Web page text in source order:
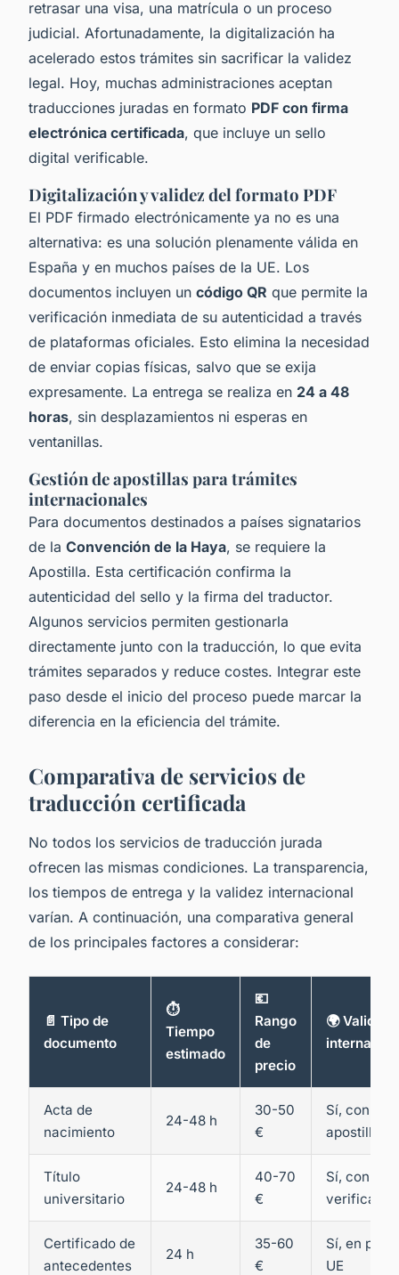
retrasar una visa, una matrícula o un proceso
judicial. Afortunadamente, la digitalización ha
acelerado estos trámites sin sacrificar la validez
legal. Hoy, muchas administraciones aceptan
traducciones juradas en formato PDF con firma
electrónica certificada, que incluye un sello
digital verificable.
Digitalización y validez del formato PDF
El PDF firmado electrónicamente ya no es una
alternativa: es una solución plenamente válida en
España y en muchos países de la UE. Los
documentos incluyen un código QR que permite la
verificación inmediata de su autenticidad a través
de plataformas oficiales. Esto elimina la necesidad
de enviar copias físicas, salvo que se exija
expresamente. La entrega se realiza en 24 a 48
horas, sin desplazamientos ni esperas en
ventanillas.
Gestión de apostillas para trámites
internacionales
Para documentos destinados a países signatarios
de la Convención de la Haya, se requiere la
Apostilla. Esta certificación confirma la
autenticidad del sello y la firma del traductor.
Algunos servicios permiten gestionarla
directamente junto con la traducción, lo que evita
trámites separados y reduce costes. Integrar este
paso desde el inicio del proceso puede marcar la
diferencia en la eficiencia del trámite.
Comparativa de servicios de
traducción certificada
No todos los servicios de traducción jurada
ofrecen las mismas condiciones. La transparencia,
los tiempos de entrega y la validez internacional
varían. A continuación, una comparativa general
de los principales factores a considerar:
📄 Tipo de
documento
⏱️
Tiempo
estimado
💶
Rango
de
precio
🌍 Validez
Acta de
nacimiento
24-48 h
30-50
€
Sí, con
apostilla
Título
universitario
24-48 h
40-70
€
Sí, con
Certificado de
antecedentes
24 h
35-60
€
Sí, en
UE